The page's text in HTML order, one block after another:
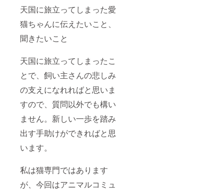
天国に旅立ってしまった愛
猫ちゃんに伝えたいこと、
聞きたいこと
天国に旅立ってしまったこ
とで、飼い主さんの悲しみ
の支えになれればと思いま
すので、質問以外でも構い
ません。新しい一歩を踏み
出す手助けができればと思
います。
私は猫専門ではあります
が、今回はアニマルコミュ